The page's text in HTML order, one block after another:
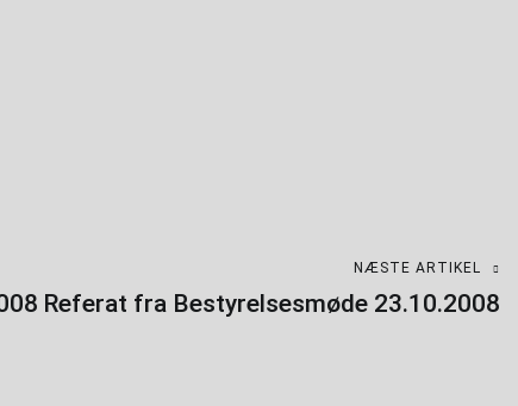
NÆSTE ARTIKEL
Referat fra Bestyrelsesmøde 23.10.2008